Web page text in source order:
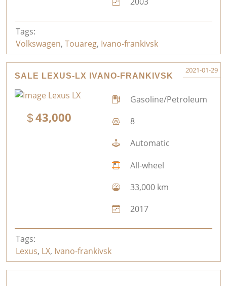
Tags:
Volkswagen, Touareg, Ivano-frankivsk
SALE LEXUS-LX IVANO-FRANKIVSK
2021-01-29
43,000
Gasoline/Petroleum
8
Automatic
All-wheel
33,000 km
2017
Tags:
Lexus, LX, Ivano-frankivsk